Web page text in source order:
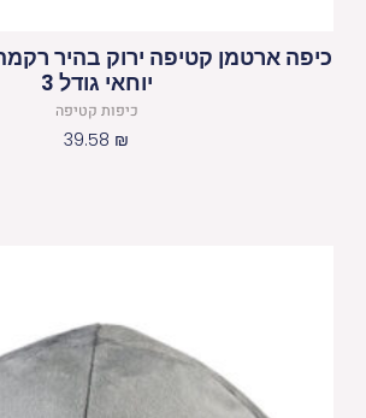
כיפה ארטמן קטיפה ירוק בהיר
יוחאי גודל 3
כיפות קטיפה
39.58 ₪